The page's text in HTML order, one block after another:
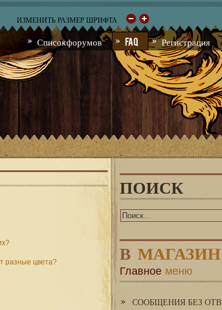
ИЗМЕНИТЬ РАЗМЕР ШРИФТА
Список форумов FAQ Регистрация
разные цвета?
ПОИСК
В МАГАЗИН
Главное меню
СООБЩЕНИЯ БЕЗ